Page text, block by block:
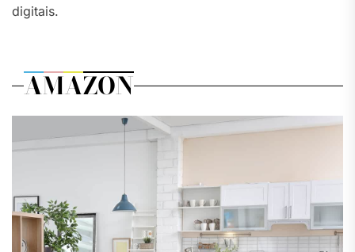
digitais.
AMAZON